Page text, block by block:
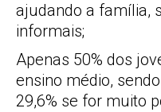
ajudando a família,
informais;
Apenas 50% dos
ensino médio,
29,6% se for muito